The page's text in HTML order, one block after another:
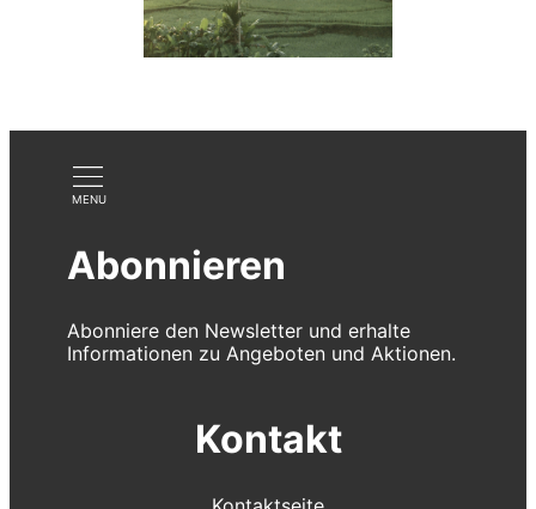
Abonnieren
Abonniere den Newsletter und erhalte
Informationen zu Angeboten und Aktionen.
Kontakt